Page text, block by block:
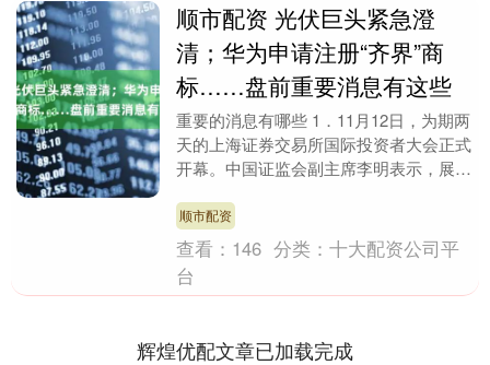
顺市配资 光伏巨头紧急澄
清；华为申请注册“齐界”商
标……盘前重要消息有这些
重要的消息有哪些 1．11月12日，为期两
天的上海证券交易所国际投资者大会正式
开幕。中国证监会副主席李明表示，展望
强、潜力大，....
顺市配资
查看： 146 分类：十大配资公司平
台
辉煌优配文章已加载完成